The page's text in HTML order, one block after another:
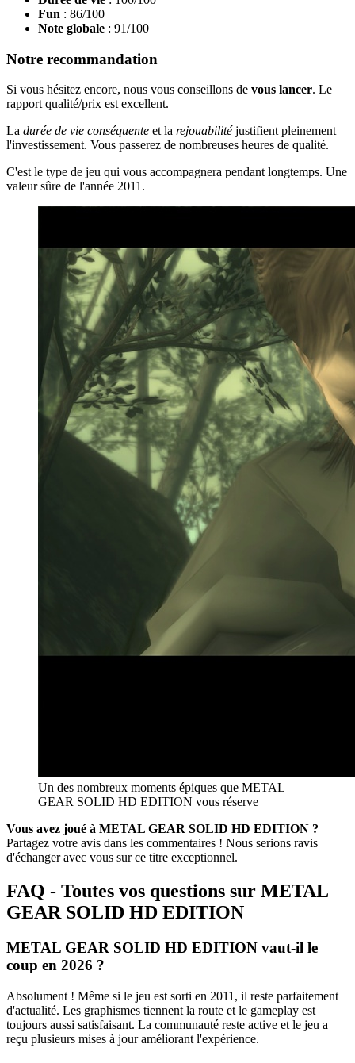
Fun : 86/100
Note globale : 91/100
Notre recommandation
Si vous hésitez encore, nous vous conseillons de vous lancer. Le
rapport qualité/prix est excellent.
La durée de vie conséquente et la rejouabilitéjustifient pleinement
l'investissement. Vous passerez de nombreuses heures de qualité.
C'est le type de jeu qui vous accompagnera pendant longtemps. Une
valeur sûre de l'année 2011.
Un des nombreux moments épiques que METAL
GEAR SOLID HD EDITION vous réserve
Vous avez joué à METAL GEAR SOLID HD EDITION ?
Partagez votre avis dans les commentaires ! Nous serions ravis
d'échanger avec vous sur ce titre exceptionnel.
FAQ - Toutes vos questions sur METAL
GEAR SOLID HD EDITION
METAL GEAR SOLID HD EDITION vaut-il le
coup en 2026 ?
Absolument ! Même si le jeu est sorti en 2011, il reste parfaitement
d'actualité. Les graphismes tiennent la route et le gameplay est
toujours aussi satisfaisant. La communauté reste active et le jeu a
reçu plusieurs mises à jour améliorant l'expérience.